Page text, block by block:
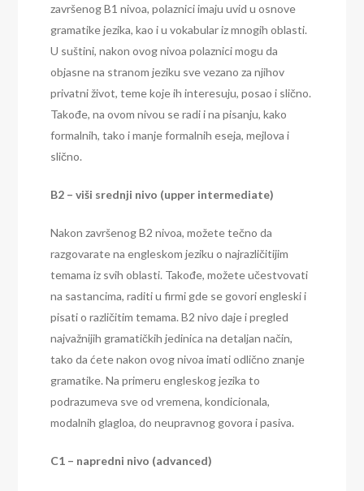
završenog B1 nivoa, polaznici imaju uvid u osnove
gramatike jezika, kao i u vokabular iz mnogih oblasti.
U suštini, nakon ovog nivoa polaznici mogu da
objasne na stranom jeziku sve vezano za njihov
privatni život, teme koje ih interesuju, posao i slično.
Takođe, na ovom nivou se radi i na pisanju, kako
formalnih, tako i manje formalnih eseja, mejlova i
slično.
B2 – viši srednji nivo (upper intermediate)
Nakon završenog B2 nivoa, možete tečno da
razgovarate na engleskom jeziku o najrazličitijim
temama iz svih oblasti. Takođe, možete učestvovati
na sastancima, raditi u firmi gde se govori engleski i
pisati o različitim temama. B2 nivo daje i pregled
najvažnijih gramatičkih jedinica na detaljan način,
tako da ćete nakon ovog nivoa imati odlično znanje
gramatike. Na primeru engleskog jezika to
podrazumeva sve od vremena, kondicionala,
modalnih glagloa, do neupravnog govora i pasiva.
C1 – napredni nivo (advanced)